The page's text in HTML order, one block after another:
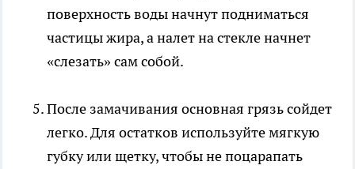
поверхность воды начнут подниматься
частицы жира, а налет на стекле начнет
«слезать» сам собой.
После замачивания основная грязь сойдет
легко. Для остатков используйте мягкую
губку или щетку, чтобы не поцарапать